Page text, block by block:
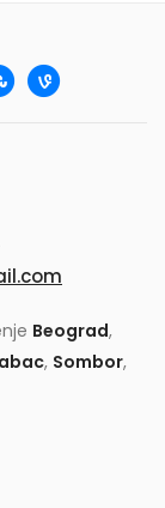
Beograd,
, Sombor,